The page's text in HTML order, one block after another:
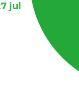
jul